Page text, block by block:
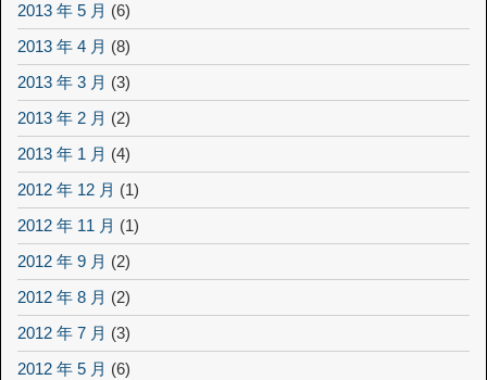
2013 年 5 月 (6)
2013 年 4 月 (8)
2013 年 3 月 (3)
2013 年 2 月 (2)
2013 年 1 月 (4)
2012 年 12 月 (1)
2012 年 11 月 (1)
2012 年 9 月 (2)
2012 年 8 月 (2)
2012 年 7 月 (3)
2012 年 5 月 (6)